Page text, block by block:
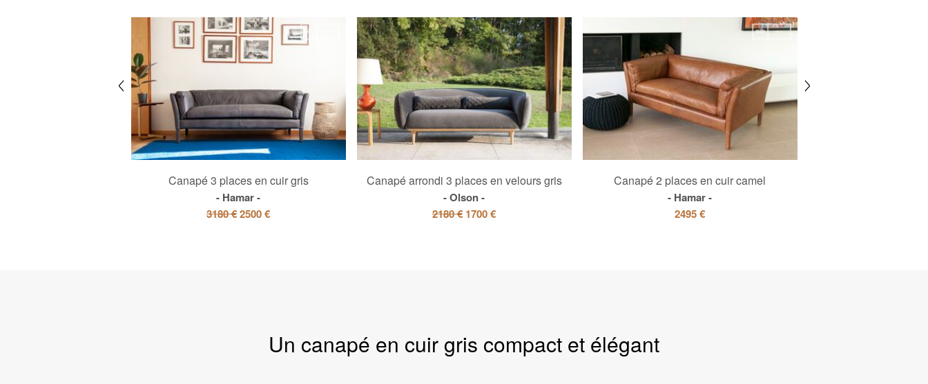
Canapé 3 places en cuir gris
Hamar
3180 €2500 €
Canapé arrondi 3 places en velours gris
Olson
2180 € 1700 €
Canapé 2 places en cuir camel
Hamar
2495 €
Un canapé en cuir gris compact et élégant